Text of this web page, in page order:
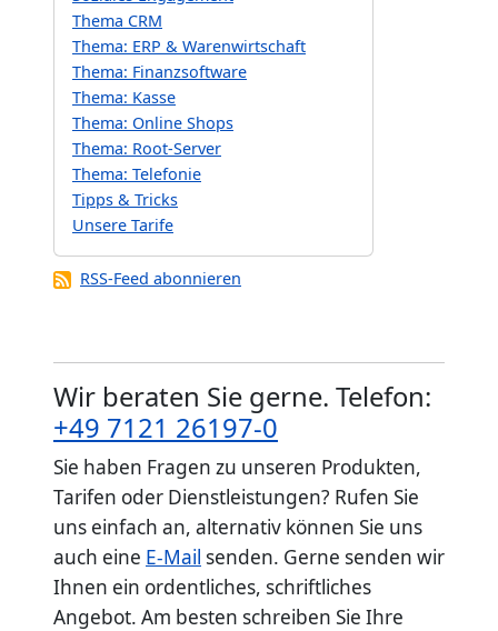
Thema CRM
Thema: ERP & Warenwirtschaft
Thema: Finanzsoftware
Thema: Kasse
Thema: Online Shops
Thema: Root-Server
Thema: Telefonie
Tipps & Tricks
Unsere Tarife
RSS-Feed abonnieren
Wir beraten Sie gerne. Telefon:
+49 7121 26197-0
Sie haben Fragen zu unseren Produkten,
Tarifen oder Dienstleistungen? Rufen Sie
uns einfach an, alternativ können Sie uns
auch eine E-Mail senden. Gerne senden wir
Ihnen ein ordentliches, schriftliches
Angebot. Am besten schreiben Sie Ihre